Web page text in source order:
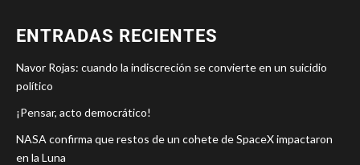
ENTRADAS RECIENTES
Navor Rojas: cuando la indiscreción se convierte en un suicidio
político
¡Pensar, acto democrático!
NASA confirma que restos de un cohete de SpaceX impactaron
en la Luna